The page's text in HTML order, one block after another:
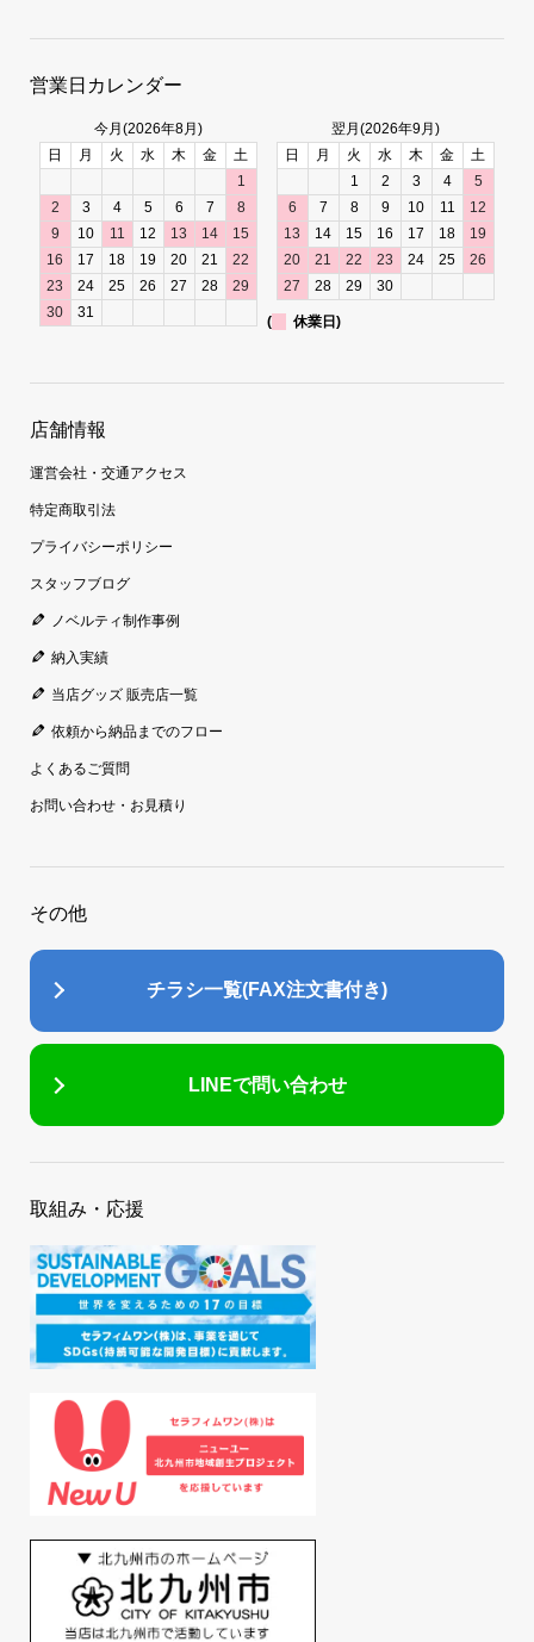
営業日カレンダー
今月(2026年8月)
日
月 火 水 木 金
土
1
2
3 4 5 6 7
8
9
10 11 12 13 14
15
16
17 18 19 20 21
22
23
24 25 26 27 28
29
30
31
翌月(2026年9月)
日
月 火 水 木 金
土
1
2 3 4
5
6
7 8 9 10 11
12
13
14 15 16 17 18
19
20
21 22 23 24 25
26
27
28 29 30
( 休業日)
店舗情報
運営会社・交通アクセス
特定商取引法
プライバシーポリシー
スタッフブログ
ノベルティ制作事例
納入実績
当店グッズ 販売店一覧
依頼から納品までのフロー
よくあるご質問
お問い合わせ・お見積り
その他
チラシ一覧(FAX注文書付き)
LINEで問い合わせ
取組み・応援